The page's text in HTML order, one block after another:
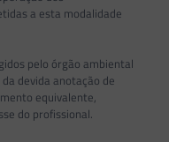
a esta modalidade
pelo órgão ambiental
devida anotação de
equivalente,
do profissional.